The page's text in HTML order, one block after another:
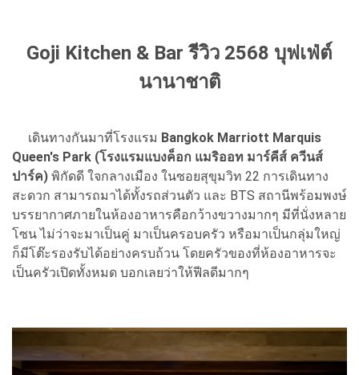
Goji Kitchen & Bar รีวิว 2568 บุฟเฟ่ต์
นานาชาติ
เดินทางกันมาที่โรงแรม Bangkok Marriott Marquis
Queen's Park (โรงแรมแบงค็อก แมริออท มาร์คีส์ ควีนส์
ปาร์ค) พิกัดดี ใจกลางเมือง ในซอยสุขุมวิท 22 การเดินทาง
สะดวก สามารถมาได้ทั้งรถส่วนตัว และ BTS สถานีพร้อมพงษ์
บรรยากาศภายในห้องอาหารคือกว้างขวางมากๆ มีที่นั่งหลาย
โซน ไม่ว่าจะมาเป็นคู่ มาเป็นครอบครัว หรือมาเป็นกลุ่มใหญ่
ก็มีโต๊ะรองรับได้อย่างครบถ้วน โดยครัวของที่ห้องอาหารจะ
เป็นครัวเปิดทั้งหมด บอกเลยว่าให้ฟีลดีมากๆ